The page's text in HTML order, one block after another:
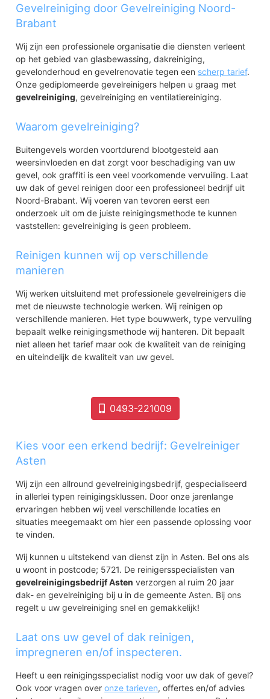
Asten
De Loverbosch
Asten
Asten
Gevelreiniging door Gevelreiniging Noord-
Brabant
Wij zijn een professionele organisatie die diensten verleent
op het gebied van glasbewassing, dakreiniging,
gevelonderhoud en gevelrenovatie tegen een scherp tarief.
Onze gediplomeerde gevelreinigers helpen u graag met
gevelreiniging, gevelreiniging en ventilatiereiniging.
Waarom gevelreiniging?
Buitengevels worden voortdurend blootgesteld aan
weersinvloeden en dat zorgt voor beschadiging van uw
gevel, ook graffiti is een veel voorkomende vervuiling. Laat
uw dak of gevel reinigen door een professioneel bedrijf uit
Noord-Brabant. Wij voeren van tevoren eerst een
onderzoek uit om de juiste reinigingsmethode te kunnen
vaststellen: gevelreiniging is geen probleem.
Reinigen kunnen wij op verschillende
manieren
Wij werken uitsluitend met professionele gevelreinigers die
met de nieuwste technologie werken. Wij reinigen op
verschillende manieren. Het type bouwwerk, type vervuiling
bepaalt welke reinigingsmethode wij hanteren. Dit bepaalt
niet alleen het tarief maar ook de kwaliteit van de reiniging
en uiteindelijk de kwaliteit van uw gevel.
0493-221009
Kies voor een erkend bedrijf: Gevelreiniger
Asten
Wij zijn een allround gevelreinigingsbedrijf, gespecialiseerd
in allerlei typen reinigingsklussen. Door onze jarenlange
ervaringen hebben wij veel verschillende locaties en
situaties meegemaakt om hier een passende oplossing voor
te vinden.
Wij kunnen u uitstekend van dienst zijn in Asten. Bel ons als
u woont in postcode; 5721. De reinigersspecialisten van
gevelreinigingsbedrijf Asten verzorgen al ruim 20 jaar
dak- en gevelreiniging bij u in de gemeente Asten. Bij ons
regelt u uw gevelreiniging snel en gemakkelijk!
Laat ons uw gevel of dak reinigen,
impregneren en/of inspecteren.
Heeft u een reinigingsspecialist nodig voor uw dak of gevel?
Ook voor vragen overonze tarieven, offertes en/of advies